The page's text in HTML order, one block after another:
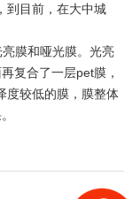
到目前，在大中城
膜和哑光膜。光亮
复合了一层pet膜，
度较低的膜，膜整体